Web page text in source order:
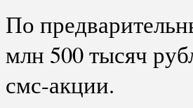
По
млн 500 тысяч
смс-акции.